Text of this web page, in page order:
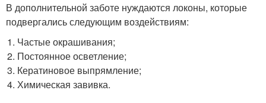
В дополнительной заботе нуждаются локоны, которые
подвергались следующим воздействиям:
Частые окрашивания;
Постоянное осветление;
Кератиновое выпрямление;
Химическая завивка.